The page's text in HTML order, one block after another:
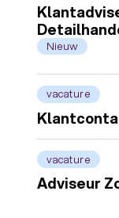
Nieuw
vacature
vacature
Adviseur